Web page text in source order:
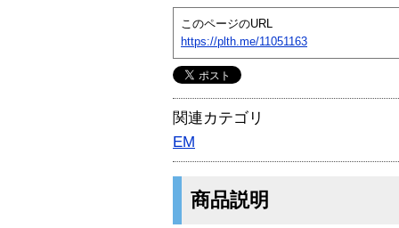
このページのURL
https://plth.me/11051163
関連カテゴリ
EM
商品説明